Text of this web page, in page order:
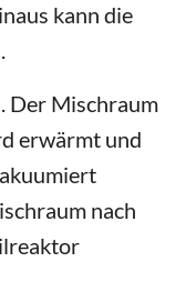
kann die
Der Mischraum
erwärmt und
nach